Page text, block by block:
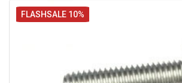
FLASHSALE 10%